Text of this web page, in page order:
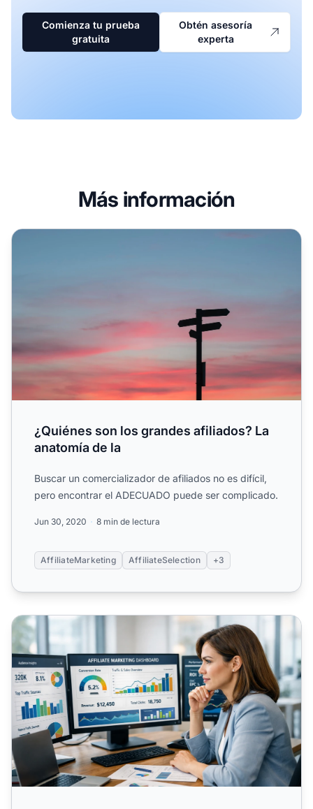
Comienza tu prueba
gratuita
Obtén asesoría
experta
Más información
¿Quiénes son los grandes afiliados? La anatomía de la
¿Quiénes son los grandes afiliados? La
anatomía de la
Buscar un comercializador de afiliados no es difícil,
pero encontrar el ADECUADO puede ser complicado.
Jun 30, 2020 8 min de lectura
AffiliateMarketing AffiliateSelection +3
Cómo Investigar y Evaluar Potenciales Afiliados de